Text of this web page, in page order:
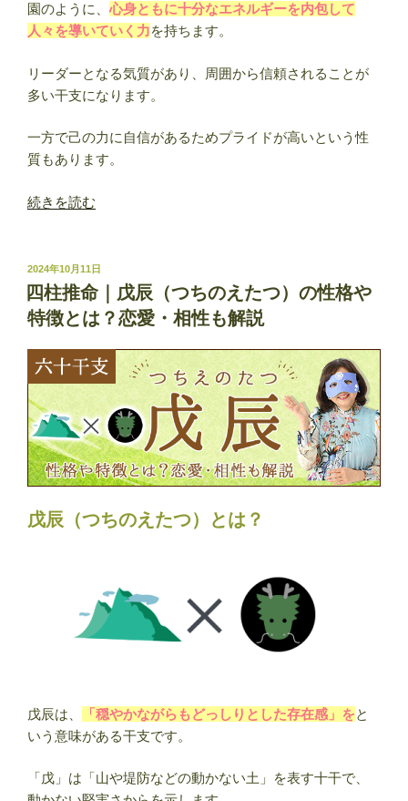
園のように、 心身ともに十分なエネルギーを内包して
人々を導いていく力を持ちます。
リーダーとなる気質があり、周囲から信頼されることが
多い干支になります。
一方で己の力に自信があるためプライドが高いという性
質もあります。
“四
命
｜
己
巳
（つ
ち
の
と
み）
の
性
格
や
性
も
説”
の
続きを読む
投
稿
日:
2024年10月11日
四柱推命｜戊辰（つちのえたつ）の性格や
特徴とは？恋愛・相性も解説
戊辰（つちのえたつ）とは？
戊辰は、 「穏やかながらもどっしりとした存在感」をと
いう意味がある干支です。
「戊」は「山や堤防などの動かない土」を表す十干で、